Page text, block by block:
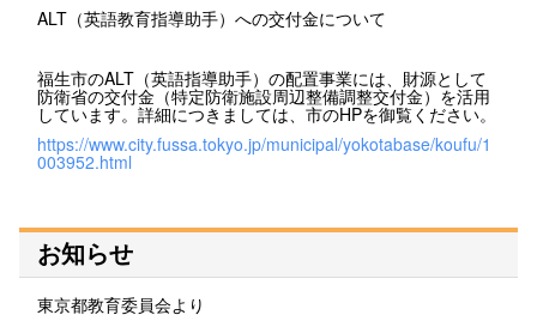
ALT（英語教育指導助手）への交付金について
福生市のALT（英語指導助手）の配置事業には、財源として
防衛省の交付金（特定防衛施設周辺整備調整交付金）を活用
しています。詳細につきましては、市のHPを御覧ください。
https://www.city.fussa.tokyo.jp/municipal/yokotabase/koufu/1
003952.html
お知らせ
東京都教育委員会より